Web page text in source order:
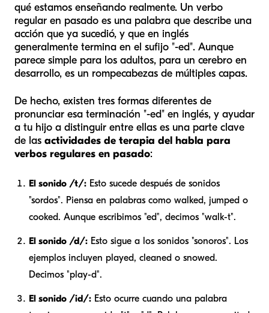
qué estamos enseñando realmente. Un verbo
regular en pasado es una palabra que describe una
acción que ya sucedió, y que en inglés
generalmente termina en el sufijo "-ed". Aunque
parece simple para los adultos, para un cerebro en
desarrollo, es un rompecabezas de múltiples capas.
De hecho, existen tres formas diferentes de
pronunciar esa terminación "-ed" en inglés, y ayudar
a tu hijo a distinguir entre ellas es una parte clave
de las actividades de terapia del habla para
verbos regulares en pasado:
El sonido /t/: Esto sucede después de sonidos
"sordos". Piensa en palabras como walked, jumped o
cooked. Aunque escribimos "ed", decimos "walk-t".
El sonido /d/: Esto sigue a los sonidos "sonoros". Los
ejemplos incluyen played, cleaned o snowed.
Decimos "play-d".
El sonido /id/: Esto ocurre cuando una palabra